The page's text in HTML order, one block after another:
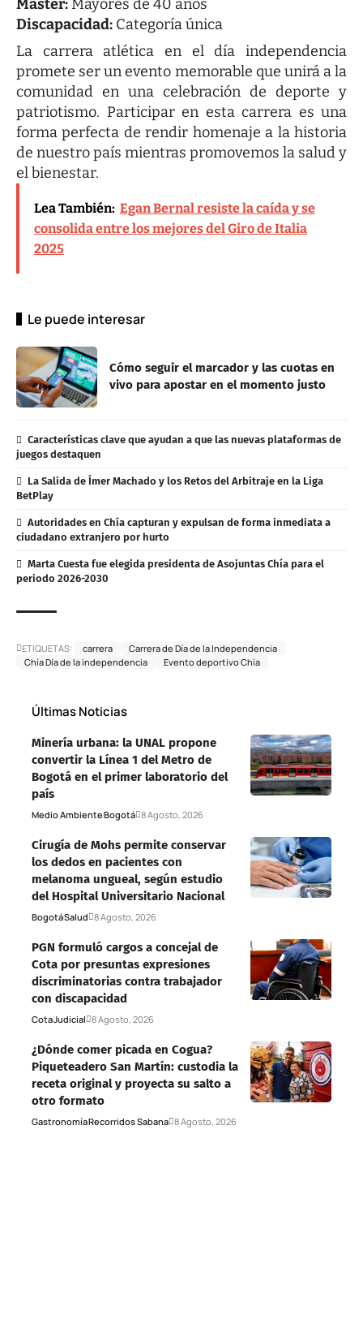
Master: Mayores de 40 años
Discapacidad: Categoría única
La carrera atlética en el día independencia
promete ser un evento memorable que unirá a la
comunidad en una celebración de deporte y
patriotismo. Participar en esta carrera es una
forma perfecta de rendir homenaje a la historia
de nuestro país mientras promovemos la salud y
el bienestar.
Lea También: Egan Bernal resiste la caída y se
consolida entre los mejores del Giro de Italia
2025
Le puede interesar
Cómo seguir el marcador y las cuotas en
vivo para apostar en el momento justo
Características clave que ayudan a que las nuevas plataformas de
juegos destaquen
La Salida de Ímer Machado y los Retos del Arbitraje en la Liga
BetPlay
Autoridades en Chía capturan y expulsan de forma inmediata a
ciudadano extranjero por hurto
Marta Cuesta fue elegida presidenta de Asojuntas Chía para el
periodo 2026-2030
ETIQUETAS: carrera
Carrera de Día de la Independencia
Chía Día de la independencia
Evento deportivo Chía
Últimas Noticias
Minería urbana: la UNAL propone
convertir la Línea 1 del Metro de
Bogotá en el primer laboratorio del
país
Medio AmbienteBogotá 8 Agosto, 2026
Cirugía de Mohs permite conservar
los dedos en pacientes con
melanoma ungueal, según estudio
del Hospital Universitario Nacional
BogotáSalud 8 Agosto, 2026
PGN formuló cargos a concejal de
Cota por presuntas expresiones
discriminatorias contra trabajador
con discapacidad
CotaJudicial 8 Agosto, 2026
¿Dónde comer picada en Cogua?
Piqueteadero San Martín: custodia la
receta original y proyecta su salto a
otro formato
GastronomíaRecorridos Sabana 8 Agosto, 2026